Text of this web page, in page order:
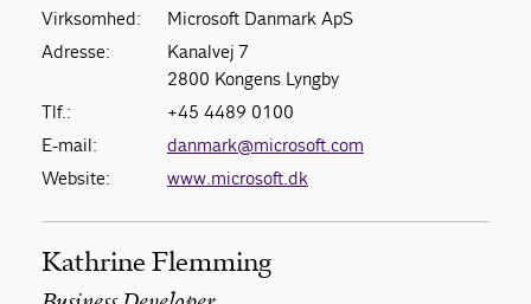
Virksomhed:
Microsoft Danmark ApS
Adresse:
Kanalvej 7
2800 Kongens Lyngby
Tlf.:
+45 4489 0100
E-mail:
danmark@microsoft.com
Website:
www.microsoft.dk
Kathrine Flemming